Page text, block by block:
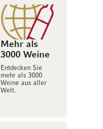
Mehr als
3000 Weine
Entdecken Sie
mehr als 3000
Weine aus aller
Welt.